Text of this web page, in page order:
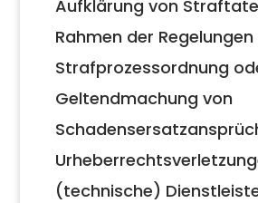
Aufklärung von
Rahmen der
Strafprozessordnung
Geltendmachung von
(technische)